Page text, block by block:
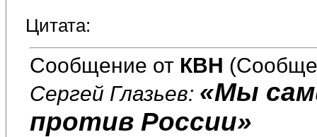
Цитата:
Сообщение от КВН
Сергей Глазьев: «Мы
против России»